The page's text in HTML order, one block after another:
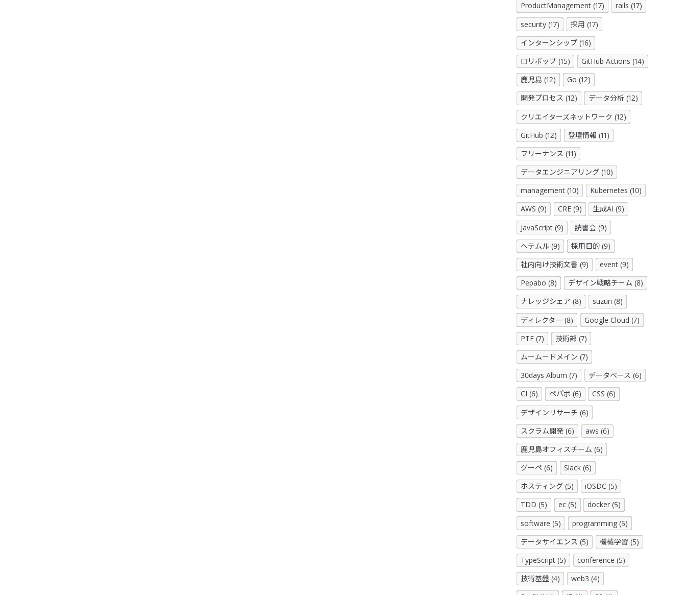
ProductManagement (17)
rails (17)
security (17)
採用 (17)
インターンシップ (16)
ロリポップ (15)
GitHub Actions (14)
鹿児島 (12)
Go (12)
開発プロセス (12)
データ分析 (12)
クリエイターズネットワーク (12)
GitHub (12)
登壇情報 (11)
フリーナンス (11)
データエンジニアリング (10)
management (10)
Kubernetes (10)
AWS (9)
CRE (9)
生成AI (9)
JavaScript (9)
読書会 (9)
ヘテムル (9)
採用目的 (9)
社内向け技術文書 (9)
event (9)
Pepabo (8)
デザイン戦略チーム (8)
ナレッジシェア (8)
suzuri (8)
ディレクター (8)
Google Cloud (7)
PTF (7)
技術部 (7)
ムームードメイン (7)
30days Album (7)
データベース (6)
CI (6)
ペパボ (6)
CSS (6)
デザインリサーチ (6)
スクラム開発 (6)
aws (6)
鹿児島オフィスチーム (6)
グーペ (6)
Slack (6)
ホスティング (5)
iOSDC (5)
TDD (5)
ec (5)
docker (5)
software (5)
programming (5)
データサイエンス (5)
機械学習 (5)
TypeScript (5)
conference (5)
技術基盤 (4)
web3 (4)